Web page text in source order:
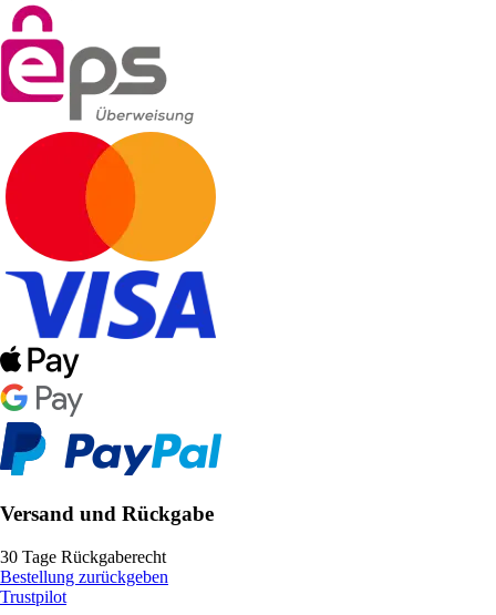
Versand und Rückgabe
30 Tage Rückgaberecht
Bestellung zurückgeben
Trustpilot